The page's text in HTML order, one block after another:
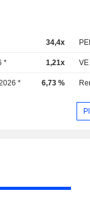
34,4x
* 1,21x
* 6,73 %